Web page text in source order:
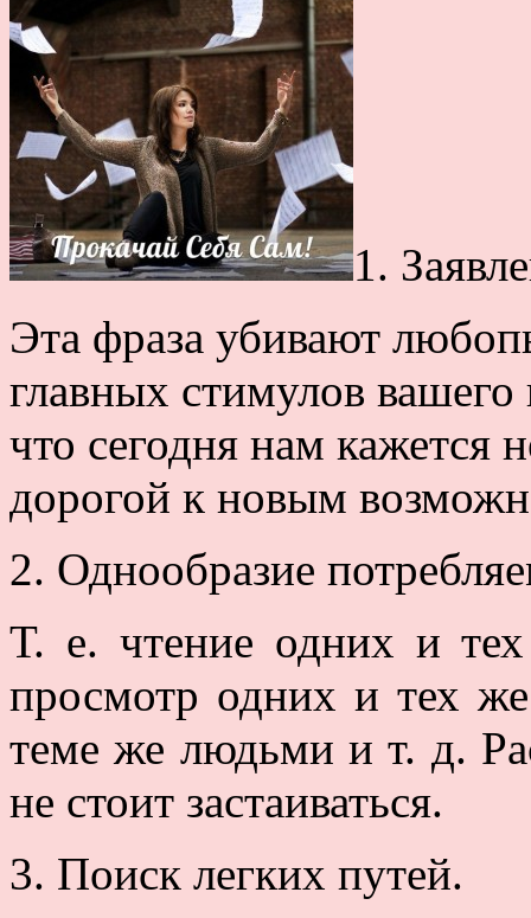
1.
Эта фраза убивают
главных стимулов вашего
что сегодня нам кажется
дорогой к новым
2. Однообразие
Т. е. чтение одних и
просмотр одних и тех
теме же людьми и т. д.
не стоит застаиваться.
3. Поиск легких путей.